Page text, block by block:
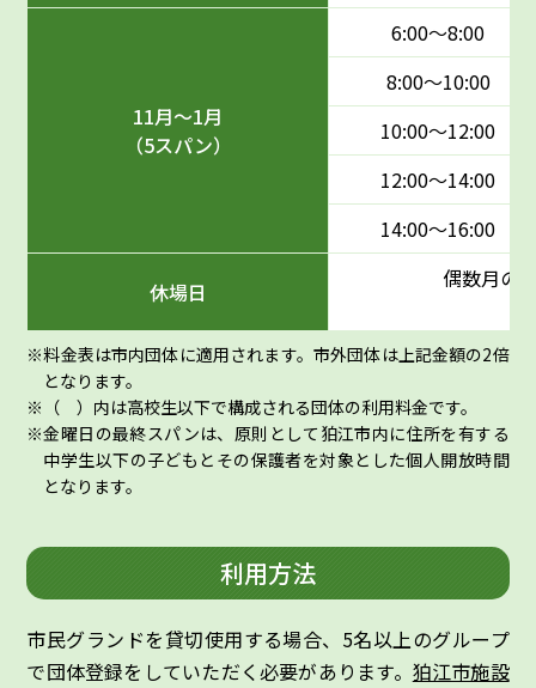
11月〜1月
（5スパン）
6:00〜8:00
8:00〜10:00
10:00〜12:00
12:00〜14:00
14:00〜16:00
休場日 偶数月の
料金表は市内団体に適用されます。市外団体は上記金額の2倍
となります。
（ ）内は高校生以下で構成される団体の利用料金です。
金曜日の最終スパンは、原則として狛江市内に住所を有する
中学生以下の子どもとその保護者を対象とした個人開放時間
となります。
利用方法
市民グランドを貸切使用する場合、5名以上のグループ
で団体登録をしていただく必要があります。 狛江市施設